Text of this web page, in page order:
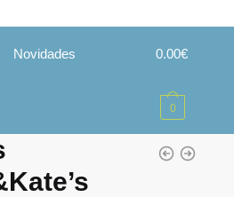
Novidades 0.00€
0